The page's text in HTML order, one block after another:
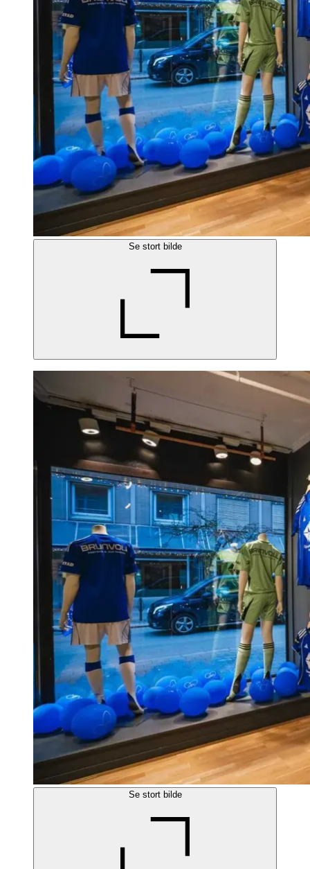
Se stort bilde
Se stort bilde